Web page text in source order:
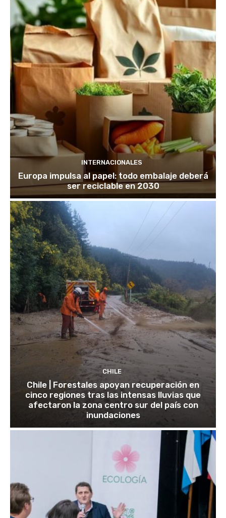
INTERNACIONALES
Europa impulsa al papel: todo embalaje deberá
ser reciclable en 2030
CHILE
Chile | Forestales apoyan recuperación en
cinco regiones tras las intensas lluvias que
afectaron la zona centro sur del país con
inundaciones